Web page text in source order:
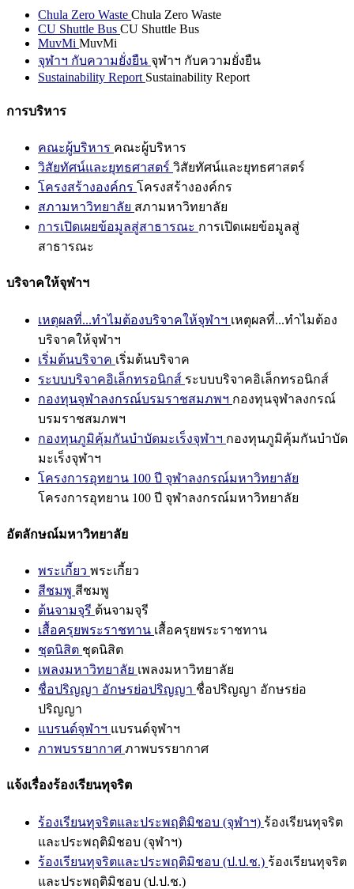
Chula Zero Waste Chula Zero Waste
CU Shuttle Bus CU Shuttle Bus
MuvMi MuvMi
จุฬาฯ กับความยั่งยืน จุฬาฯ กับความยั่งยืน
Sustainability Report Sustainability Report
การบริหาร
คณะผู้บริหาร คณะผู้บริหาร
วิสัยทัศน์และยุทธศาสตร์ วิสัยทัศน์และยุทธศาสตร์
โครงสร้างองค์กร โครงสร้างองค์กร
สภามหาวิทยาลัย สภามหาวิทยาลัย
การเปิดเผยข้อมูลสู่สาธารณะ การเปิดเผยข้อมูลสู่
สาธารณะ
บริจาคให้จุฬาฯ
เหตุผลที่...ทำไมต้องบริจาคให้จุฬาฯ เหตุผลที่...ทำไมต้อง
บริจาคให้จุฬาฯ
เริ่มต้นบริจาค เริ่มต้นบริจาค
ระบบบริจาคอิเล็กทรอนิกส์ ระบบบริจาคอิเล็กทรอนิกส์
กองทุนจุฬาลงกรณ์บรมราชสมภพฯ กองทุนจุฬาลงกรณ์
บรมราชสมภพฯ
กองทุนภูมิคุ้มกันบำบัดมะเร็งจุฬาฯ กองทุนภูมิคุ้มกันบำบัด
มะเร็งจุฬาฯ
โครงการอุทยาน 100 ปี จุฬาลงกรณ์มหาวิทยาลัย
โครงการอุทยาน 100 ปี จุฬาลงกรณ์มหาวิทยาลัย
อัตลักษณ์มหาวิทยาลัย
พระเกี้ยว พระเกี้ยว
สีชมพู สีชมพู
ต้นจามจุรี ต้นจามจุรี
เสื้อครุยพระราชทาน เสื้อครุยพระราชทาน
ชุดนิสิต ชุดนิสิต
เพลงมหาวิทยาลัย เพลงมหาวิทยาลัย
ชื่อปริญญา อักษรย่อปริญญา ชื่อปริญญา อักษรย่อ
ปริญญา
แบรนด์จุฬาฯ แบรนด์จุฬาฯ
ภาพบรรยากาศ ภาพบรรยากาศ
แจ้งเรื่องร้องเรียนทุจริต
ร้องเรียนทุจริตและประพฤติมิชอบ (จุฬาฯ) ร้องเรียนทุจริต
และประพฤติมิชอบ (จุฬาฯ)
ร้องเรียนทุจริตและประพฤติมิชอบ (ป.ป.ช.) ร้องเรียนทุจริต
และประพฤติมิชอบ (ป.ป.ช.)